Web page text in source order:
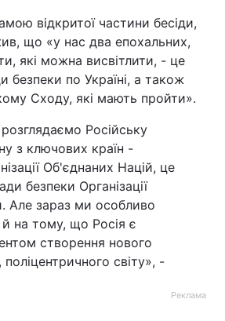
відкритої частини бесіди,
що «у нас два епохальних,
які можна висвітлити, - це
безпеки по Україні, а також
Сходу, які мають пройти».
Російську
з ключових країн -
Об'єднаних Націй, це
безпеки Організації
Але зараз ми особливо
на тому, що Росія є
створення нового
світу», -
Реклама